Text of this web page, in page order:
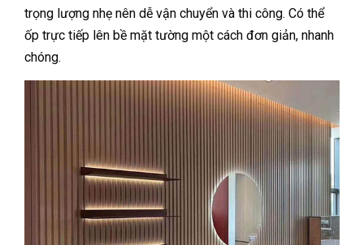
trọng lượng nhẹ nên dễ vận chuyển và thi công. Có thể
ốp trực tiếp lên bề mặt tường một cách đơn giản, nhanh
chóng.